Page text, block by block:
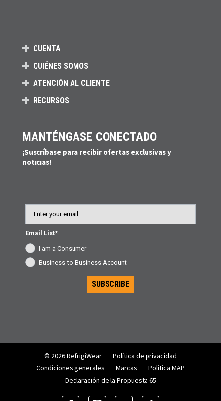
CUENTA
QUIÉNES SOMOS
ATENCIÓN AL CLIENTE
RECURSOS
MANTÉNGASE CONECTADO
¡Suscríbase para recibir ofertas exclusivas y
noticias!
Email List*
I am a Consumer
Business-to-Business Account
SUBSCRIBE
© 2026 RefrigiWear
Política de privacidad
Condiciones generales
Marcas
Política MAP
Declaración de la Propuesta 65